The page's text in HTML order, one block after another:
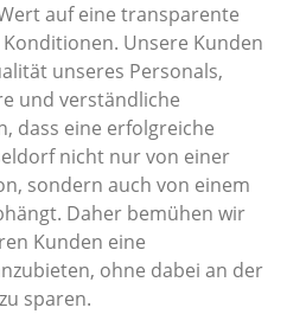
auf eine transparente
Unsere Kunden
unseres Personals,
und verständliche
dass eine erfolgreiche
nicht nur von einer
sondern auch von einem
Daher bemühen wir
Kunden eine
ohne dabei an der
sparen.